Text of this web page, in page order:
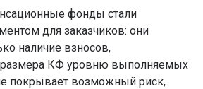
фонды стали
для заказчиков: они
наличие взносов,
размера КФ уровню выполняемых
покрывает возможный риск,